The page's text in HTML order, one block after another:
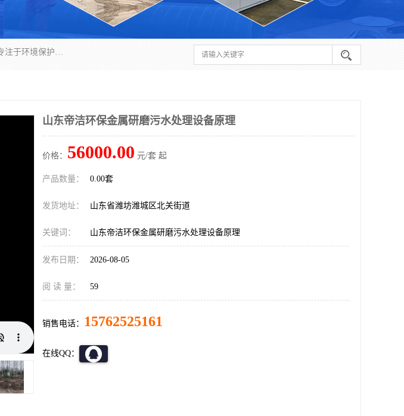
潍坊帝洁环保设备有限公司成立于2019年，位于山东省潍坊市潍城经济开发区；公司专注于环境保护专用设备及配件的研发、生产、安装与销售，同时涉及医用消毒设备、机电设备和仪器仪表的销售。此外，公司提供环保工程施工、环保技术研发与转让、技术服务以及环境工程专项设计服务，致力于为客户提供全面的环保解决方案，助力绿色可持续发展。
山东帝洁环保金属研磨污水处理设备原理
价格： 56000.00 元/套 起
产品数量： 0.00套
发货地址： 山东省潍坊潍城区北关街道
关键词： 山东帝洁环保金属研磨污水处理设备原理
发布日期： 2026-08-05
阅 读 量： 59
销售电话： 15762525161
在线QQ：